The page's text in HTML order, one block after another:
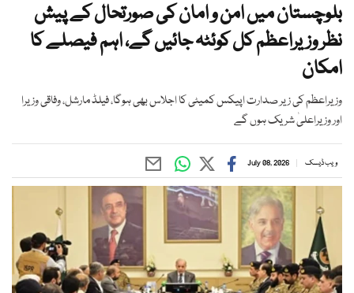
بلوچستان میں امن و امان کی صورتحال کے پیش
نظر وزیراعظم کل کوئٹہ جائیں گے، اہم فیصلے کا
امکان
وزیراعظم کی زیر صدارت اپیکس کمیٹی کا اجلاس بھی ہوگا، فیلڈ مارشل، وفاقی وزیرا
اور وزیراعلیٰ شریک ہوں گے
ویب ڈیسک July 08, 2026